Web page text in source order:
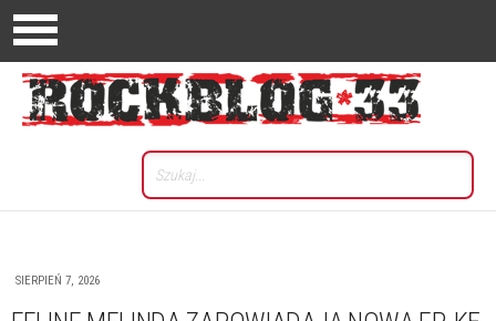
SIERPIEŃ 7, 2026